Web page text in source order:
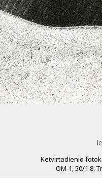
Ketvirtadienio
OM-1, 50/1.8,